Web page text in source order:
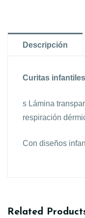
Descripción
Curitas
s Lámina
respiración
Con diseños
Related